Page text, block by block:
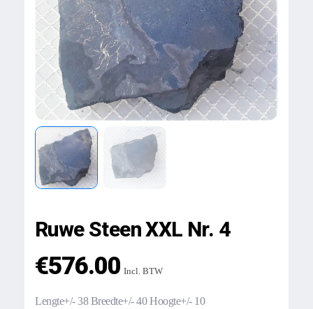
Ruwe Steen XXL Nr. 4
€576.00 Incl. BTW
Lengte+/- 38 Breedte+/- 40 Hoogte+/- 10